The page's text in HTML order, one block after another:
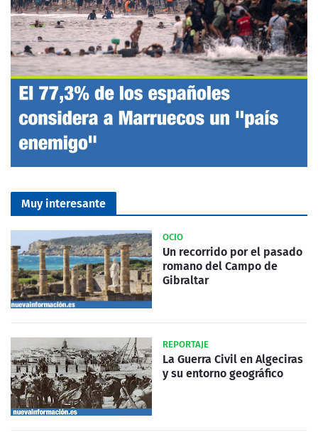
Muy interesante
OCIO
Un recorrido por el pasado
romano del Campo de
Gibraltar
REPORTAJE
La Guerra Civil en Algeciras
y su entorno geográfico